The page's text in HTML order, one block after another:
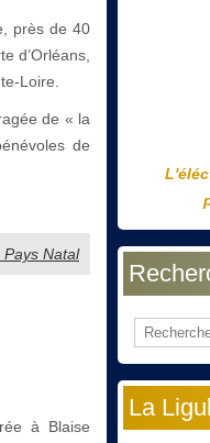
près de 40
d’Orléans,
Loire.
de « la
de
Natal
à Blaise
La